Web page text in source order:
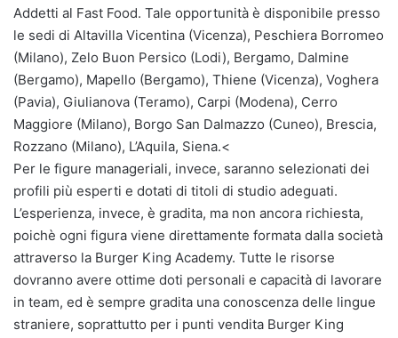
Addetti al Fast Food. Tale opportunità è disponibile presso
le sedi di Altavilla Vicentina (Vicenza), Peschiera Borromeo
(Milano), Zelo Buon Persico (Lodi), Bergamo, Dalmine
(Bergamo), Mapello (Bergamo), Thiene (Vicenza), Voghera
(Pavia), Giulianova (Teramo), Carpi (Modena), Cerro
Maggiore (Milano), Borgo San Dalmazzo (Cuneo), Brescia,
Rozzano (Milano), L’Aquila, Siena.<
Per le figure manageriali, invece, saranno selezionati dei
profili più esperti e dotati di titoli di studio adeguati.
L’esperienza, invece, è gradita, ma non ancora richiesta,
poichè ogni figura viene direttamente formata dalla società
attraverso la Burger King Academy. Tutte le risorse
dovranno avere ottime doti personali e capacità di lavorare
in team, ed è sempre gradita una conoscenza delle lingue
straniere, soprattutto per i punti vendita Burger King